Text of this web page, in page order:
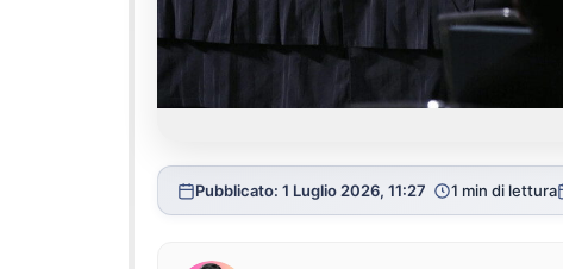
Pubblicato: 1 Luglio 2026, 11:27 1 min di lettura